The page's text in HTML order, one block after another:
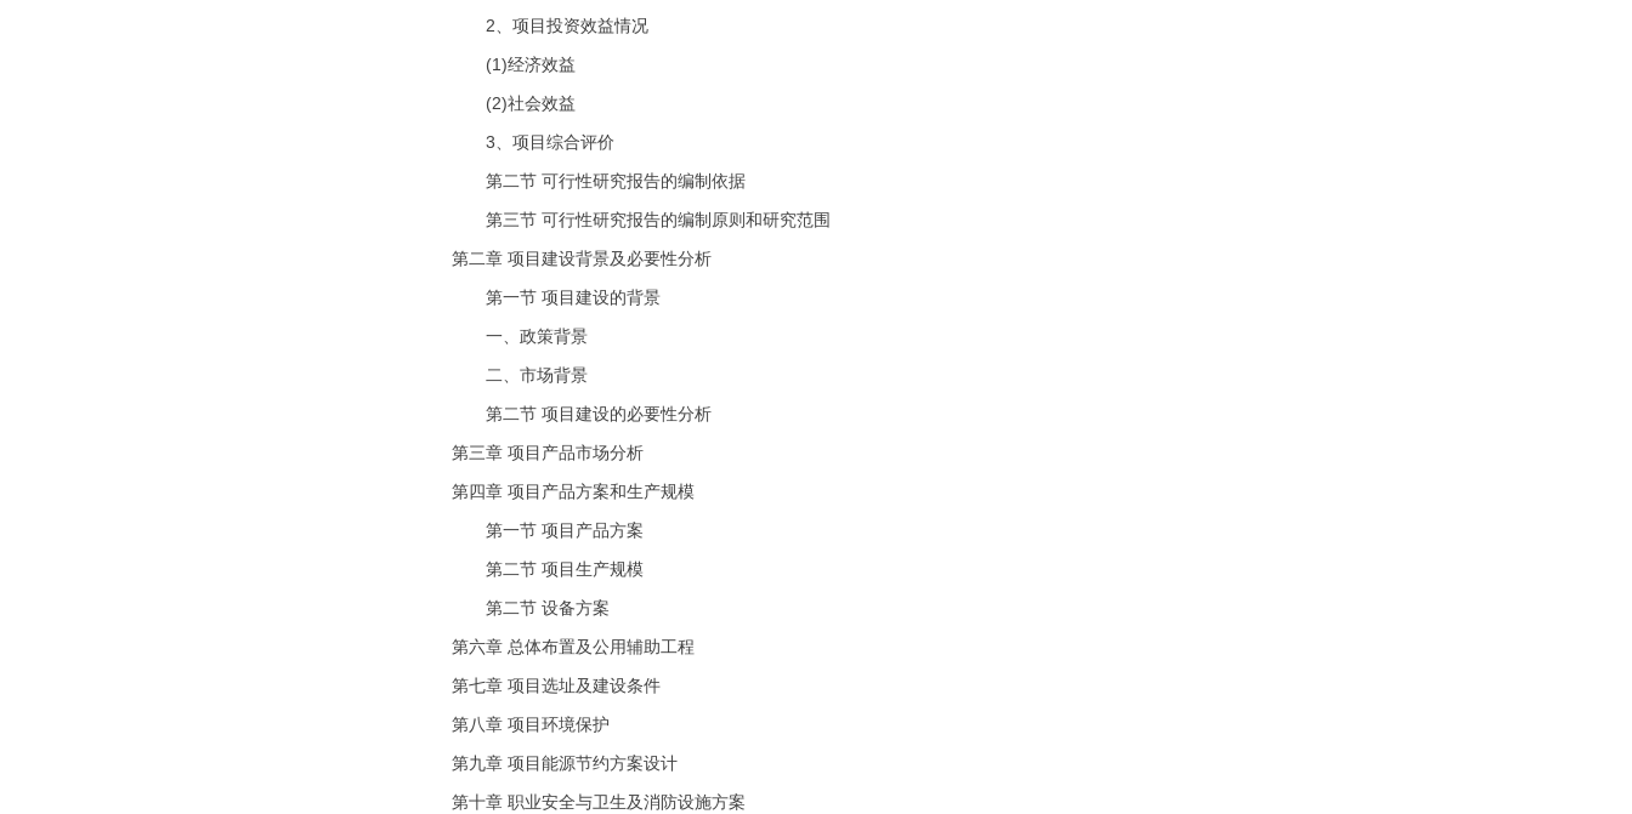
2、项目投资效益情况
(1)经济效益
(2)社会效益
3、项目综合评价
第二节 可行性研究报告的编制依据
第三节 可行性研究报告的编制原则和研究范围
第二章 项目建设背景及必要性分析
第一节 项目建设的背景
一、政策背景
二、市场背景
第二节 项目建设的必要性分析
第三章 项目产品市场分析
第四章 项目产品方案和生产规模
第一节 项目产品方案
第二节 项目生产规模
第二节 设备方案
第六章 总体布置及公用辅助工程
第七章 项目选址及建设条件
第八章 项目环境保护
第九章 项目能源节约方案设计
第十章 职业安全与卫生及消防设施方案